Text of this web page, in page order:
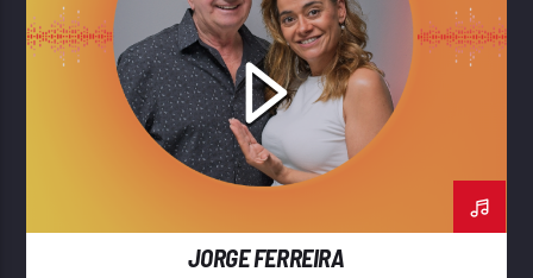
JORGE FERREIRA